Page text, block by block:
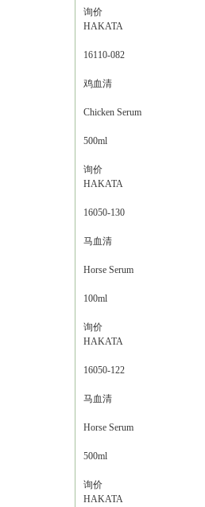
询价
HAKATA
16110-082
鸡血清
Chicken Serum
500ml
询价
HAKATA
16050-130
马血清
Horse Serum
100ml
询价
HAKATA
16050-122
马血清
Horse Serum
500ml
询价
HAKATA